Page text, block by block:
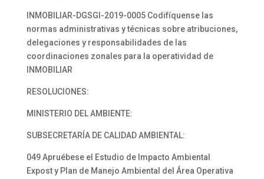
INMOBILIAR-DGSGI-2019-0005 Codifíquense las
normas administrativas y técnicas sobre atribuciones,
delegaciones y responsabilidades de las
coordinaciones zonales para la operatividad de
INMOBILIAR
RESOLUCIONES:
MINISTERIO DEL AMBIENTE:
SUBSECRETARÍA DE CALIDAD AMBIENTAL:
049 Apruébese el Estudio de Impacto Ambiental
Expost y Plan de Manejo Ambiental del Área Operativa